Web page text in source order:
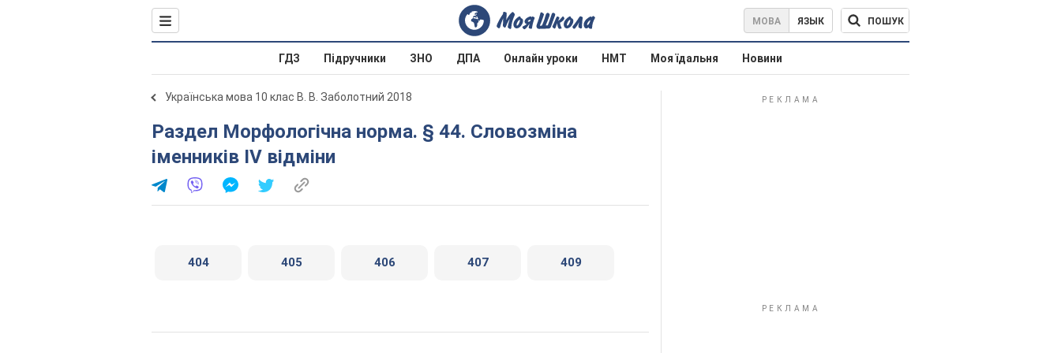
МОВА ЯЗЫК ПОШУК
ГДЗ Підручники ЗНО ДПА Онлайн уроки НМТ Моя їдальня Новини
Українська мова 10 клас В. В. Заболотний 2018
Раздел Морфологічна норма. § 44. Словозміна
іменників IV відміни
404 405 406 407 409